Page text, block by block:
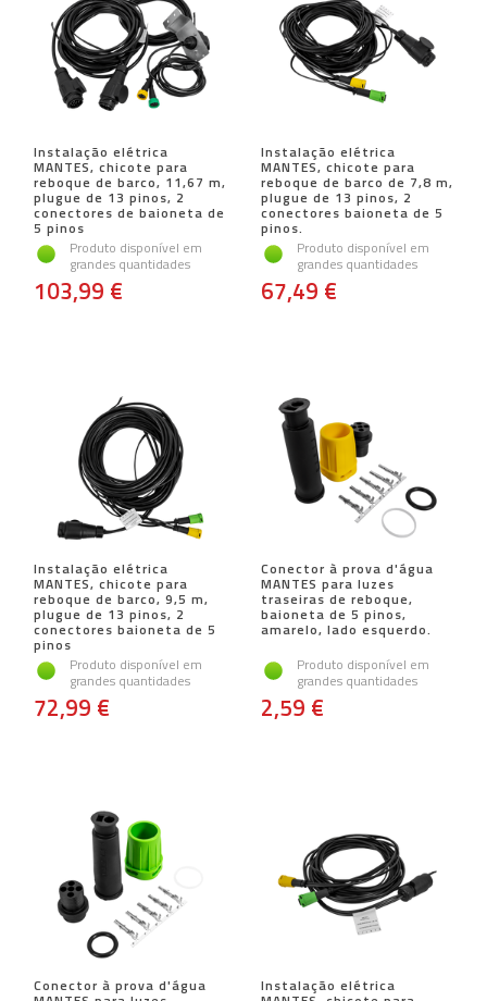
Instalação elétrica
MANTES, chicote para
reboque de barco, 11,67 m,
plugue de 13 pinos, 2
conectores de baioneta de
5 pinos
Produto disponível em
grandes quantidades
103,99 €
Instalação elétrica
MANTES, chicote para
reboque de barco de 7,8 m,
plugue de 13 pinos, 2
conectores baioneta de 5
pinos.
Produto disponível em
grandes quantidades
67,49 €
Instalação elétrica
MANTES, chicote para
reboque de barco, 9,5 m,
plugue de 13 pinos, 2
conectores baioneta de 5
pinos
Produto disponível em
grandes quantidades
72,99 €
Conector à prova d'água
MANTES para luzes
traseiras de reboque,
baioneta de 5 pinos,
amarelo, lado esquerdo.
Produto disponível em
grandes quantidades
2,59 €
Conector à prova d'água Instalação elétrica